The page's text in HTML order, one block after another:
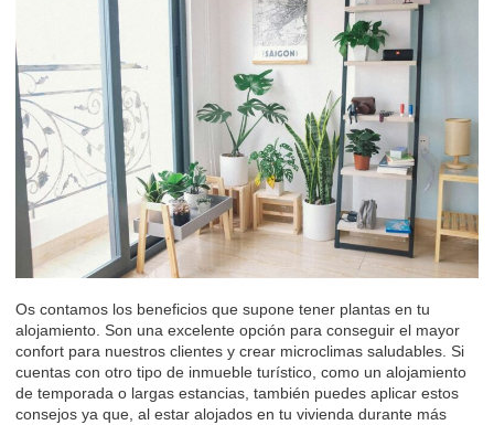
Os contamos los beneficios que supone tener plantas en tu
alojamiento. Son una excelente opción para conseguir el mayor
confort para nuestros clientes y crear microclimas saludables. Si
cuentas con otro tipo de inmueble turístico, como un alojamiento
de temporada o largas estancias, también puedes aplicar estos
consejos ya que, al estar alojados en tu vivienda durante más